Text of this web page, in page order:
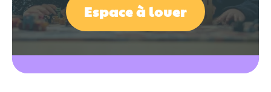
Espace à louer